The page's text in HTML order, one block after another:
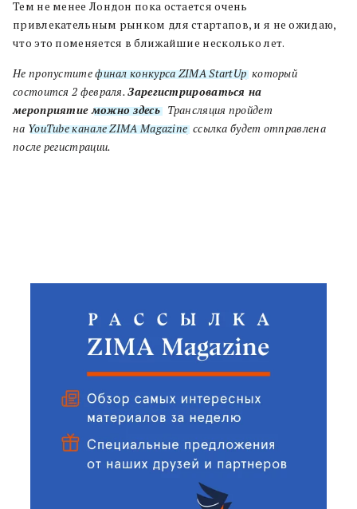
Тем не менее Лондон пока остается очень
привлекательным рынком для стартапов, и я не ожидаю,
что это поменяется в ближайшие несколько лет.
Не пропуститефинал конкурса ZIMA StartUp, который
состоится 2 февраля.Зарегистрироваться на
мероприятиеможно здесь. Трансляция пройдет
на YouTube канале ZIMA Magazinе, ссылка будет отправлена
после регистрации.